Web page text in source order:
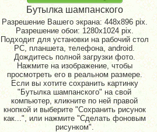
Бутылка шампанского
Разрешение Вашего экрана: 448x896 pix.
Разрешение обои: 1280x1024 pix.
Подходит для установки на рабочий стол
PC, планшета, телефона, android.
Дождитесь полной загрузки фото.
Нажмите на изображение, чтобы
просмотреть его в реальном размере.
Если вы хотите сохранить картинку
"Бутылка шампанского" на свой
компьютер, кликните по ней правой
кнопкой и выберите "Сохранить рисунок
как...", или нажмите "Сделать фоновым
рисунком".